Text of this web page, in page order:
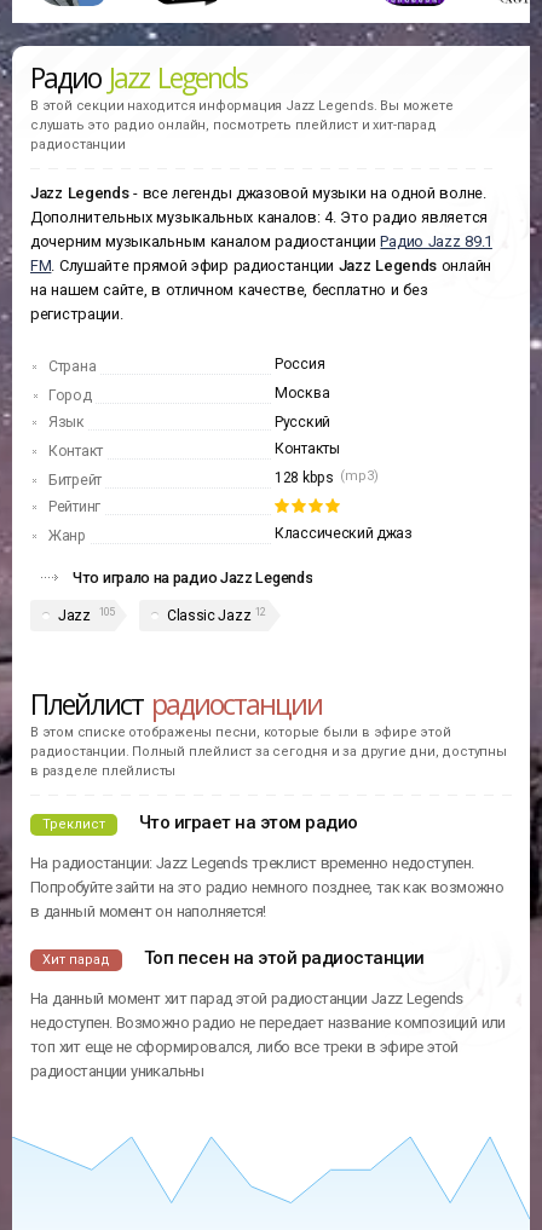
Радио Jazz Legends
В этой секции находится информация Jazz Legends. Вы можете
слушать это радио онлайн, посмотреть плейлист и хит-парад
радиостанции
Jazz Legends- все легенды джазовой музыки на одной волне.
Дополнительных музыкальных каналов: 4. Это радио является
дочерним музыкальным каналом радиостанцииРадио Jazz 89.1
FM . Слушайте прямой эфир радиостанции Jazz Legends онлайн
на нашем сайте, в отличном качестве, бесплатно и без
регистрации.
Страна
Россия
Город
Москва
Язык
Русский
Контакт
Контакты
Битрейт
128 kbps (mp3)
Рейтинг
Жанр
Классический джаз
Что играло на радио Jazz Legends
Jazz 105 Classic Jazz 12
Плейлист радиостанции
В этом списке отображены песни, которые были в эфире этой
радиостанции. Полный плейлист за сегодня и за другие дни, доступны
в разделе плейлисты
Треклист Что играет на этом радио
На радиостанции: Jazz Legends треклист временно недоступен.
Попробуйте зайти на это радио немного позднее, так как возможно
в данный момент он наполняется!
Хит парад Топ песен на этой радиостанции
На данный момент хит парад этой радиостанции Jazz Legends
недоступен. Возможно радио не передает название композиций или
топ хит еще не сформировался, либо все треки в эфире этой
радиостанции уникальны